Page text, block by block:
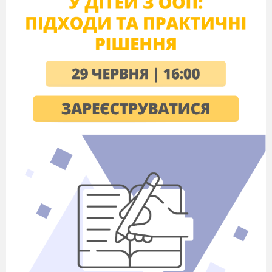
3. Уявити, що лікар Ріє робить
повідомлення про чуму як інфекційну
хворобу. Щоб він міг сказати мешканцям
Орану?
Учень - «лікар».
Чума - гостра, інфекційна
хвороба, що відноситься
до особливо небезпечних.
Збудник - чумна паличка.
Зараження людини
відбувається при
проникненні через шкіру,
слизові оболонки
дихальних шляхів і
травного тракту.